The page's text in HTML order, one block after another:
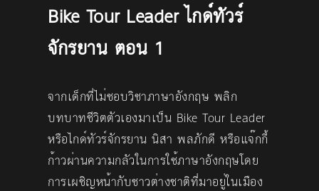
Bike Tour Leader ไกด์ทัวร์
จักรยาน ตอน 1
จากเด็กที่ไม่ชอบวิชาภาษาอังกฤษ พลิก
บทบาทชีวิตตัวเองมาเป็น Bike Tour Leader
หรือไกด์ทัวร์จักรยาน นิสา พลภักดี หรือแจ๊กกี้
ก้าวผ่านความกลัวในการใช้ภาษาอังกฤษโดย
การเผชิญหน้ากับชาวต่างชาติที่มาอยู่ในเมือง